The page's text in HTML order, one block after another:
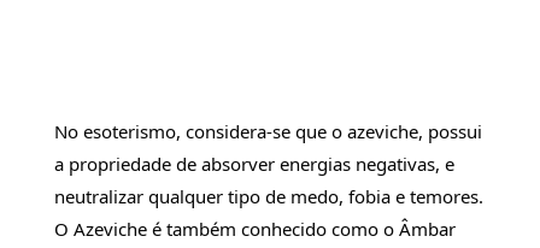
No esoterismo, considera-se que o azeviche, possui
a propriedade de absorver energias negativas, e
neutralizar qualquer tipo de medo, fobia e temores.
O Azeviche é também conhecido como o Âmbar